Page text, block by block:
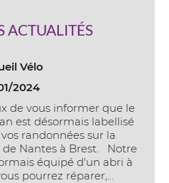
ACTUALITÉS
Vélo
2024
de vous informer que le
est désormais labellisé
randonnées sur la
de Nantes à Brest. Notre
équipé d'un abri à
pourrez réparer,...